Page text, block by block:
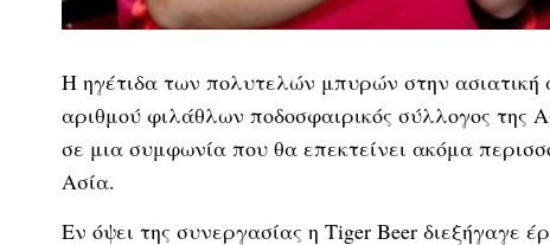
Η ηγέτιδα των πολυτελών μπυρών στην
αριθμού φιλάθλων ποδοσφαιρικός σύλλογος της
σε μια συμφωνία που θα επεκτείνει ακόμα
Ασία.
Εν όψει της συνεργασίας η Tiger Beer διεξήγαγε